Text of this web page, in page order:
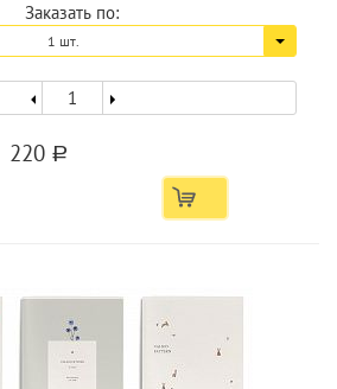
Заказать по:
1 шт.
220 a